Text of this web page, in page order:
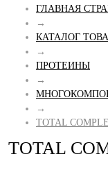
ГЛАВНАЯ
→
КАТАЛОГ
→
ПРОТЕИНЫ
→
→
TOTAL
TOTAL